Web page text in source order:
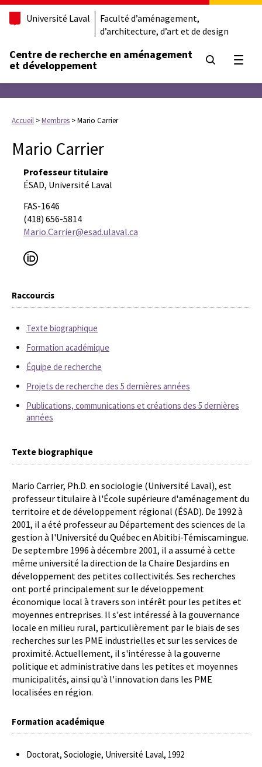
Université Laval
Faculté d’aménagement,
d’architecture, d’art et de design
Centre de recherche en aménagement
et développement
Accueil >Membres >Mario Carrier
Mario Carrier
Professeur titulaire
ÉSAD, Université Laval
FAS-1646
(418) 656-5814
Mario.Carrier@esad.ulaval.ca
Raccourcis
Texte biographique
Formation académique
Équipe de recherche
Projets de recherche des 5 dernières années
Publications, communications et créations des 5 dernières
années
Texte biographique
Mario Carrier, Ph.D. en sociologie (Université Laval), est
professeur titulaire à l'École supérieure d'aménagement du
territoire et de développement régional (ÉSAD). De 1992 à
2001, il a été professeur au Département des sciences de la
gestion à l'Université du Québec en Abitibi-Témiscamingue.
De septembre 1996 à décembre 2001, il a assumé à cette
même université la direction de la Chaire Desjardins en
développement des petites collectivités. Ses recherches
ont porté principalement sur le développement
économique local à travers son intérêt pour les petites et
moyennes entreprises. Il s'est intéressé à la gouvernance
locale en milieu rural, particulièrement par le biais de ses
recherches sur les PME industrielles et sur les services de
proximité. Actuellement, il s'intéresse à la gouverne
politique et administrative dans les petites et moyennes
municipalités, ainsi qu'à l'innovation dans les PME
localisées en région.
Formation académique
Doctorat, Sociologie, Université Laval, 1992